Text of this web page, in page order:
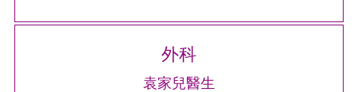
外科
袁家兒醫生